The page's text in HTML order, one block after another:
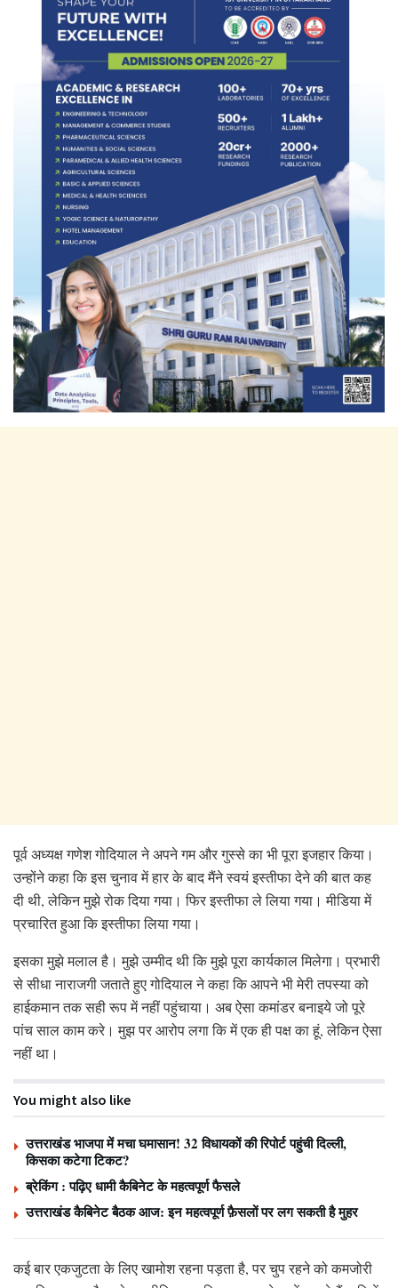
पूर्व अध्यक्ष गणेश गोदियाल ने अपने गम और गुस्से का भी पूरा इजहार किया।
उन्होंने कहा कि इस चुनाव में हार के बाद मैंने स्वयं इस्तीफा देने की बात कह
दी थी, लेकिन मुझे रोक दिया गया। फिर इस्तीफा ले लिया गया। मीडिया में
प्रचारित हुआ कि इस्तीफा लिया गया।
इसका मुझे मलाल है। मुझे उम्मीद थी कि मुझे पूरा कार्यकाल मिलेगा। प्रभारी
से सीधा नाराजगी जताते हुए गोदियाल ने कहा कि आपने भी मेरी तपस्या को
हाईकमान तक सही रूप में नहीं पहुंचाया। अब ऐसा कमांडर बनाइये जो पूरे
पांच साल काम करे। मुझ पर आरोप लगा कि में एक ही पक्ष का हूं, लेकिन ऐसा
नहीं था।
You might also like
उत्तराखंड भाजपा में मचा घमासान! 32 विधायकों की रिपोर्ट पहुंची दिल्ली,
किसका कटेगा टिकट?
ब्रेकिंग : पढ़िए धामी कैबिनेट के महत्वपूर्ण फैसले
उत्तराखंड कैबिनेट बैठक आज: इन महत्वपूर्ण फ़ैसलों पर लग सकती है मुहर
कई बार एकजुटता के लिए खामोश रहना पड़ता है, पर चुप रहने को कमजोरी